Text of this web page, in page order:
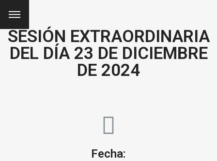
SESIÓN EXTRAORDINARIA
DEL DÍA 23 DE DICIEMBRE
DE 2024
Fecha: